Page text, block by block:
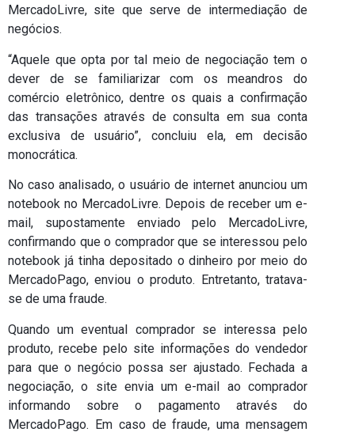
MercadoLivre, site que serve de intermediação de
negócios.
“Aquele que opta por tal meio de negociação tem o
dever de se familiarizar com os meandros do
comércio eletrônico, dentre os quais a confirmação
das transações através de consulta em sua conta
exclusiva de usuário”, concluiu ela, em decisão
monocrática.
No caso analisado, o usuário de internet anunciou um
notebook no MercadoLivre. Depois de receber um e-
mail, supostamente enviado pelo MercadoLivre,
confirmando que o comprador que se interessou pelo
notebook já tinha depositado o dinheiro por meio do
MercadoPago, enviou o produto. Entretanto, tratava-
se de uma fraude.
Quando um eventual comprador se interessa pelo
produto, recebe pelo site informações do vendedor
para que o negócio possa ser ajustado. Fechada a
negociação, o site envia um e-mail ao comprador
informando sobre o pagamento através do
MercadoPago. Em caso de fraude, uma mensagem